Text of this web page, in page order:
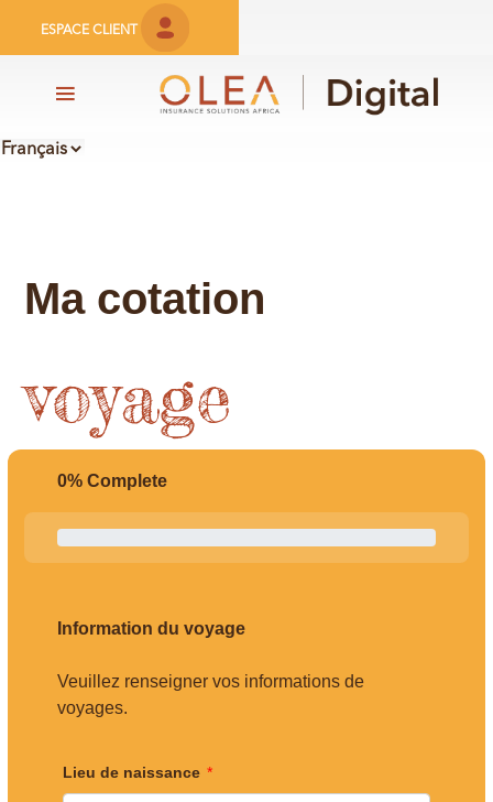
ESPACE CLIENT
PARTENAIRE
Ma cotation
voyage
0% Complete
Information du voyage
Veuillez renseigner vos informations de
voyages.
Lieu de naissance